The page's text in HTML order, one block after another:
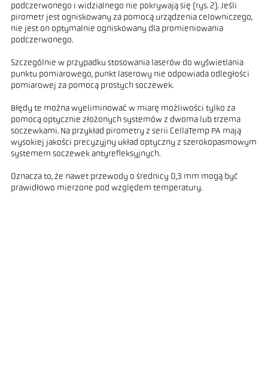
podczerwonego i widzialnego nie pokrywają się (rys. 2). Jeśli
pirometr jest ogniskowany za pomocą urządzenia celowniczego,
nie jest on optymalnie ogniskowany dla promieniowania
podczerwonego.
Szczególnie w przypadku stosowania laserów do wyświetlania
punktu pomiarowego, punkt laserowy nie odpowiada odległości
pomiarowej za pomocą prostych soczewek.
Błędy te można wyeliminować w miarę możliwości tylko za
pomocą optycznie złożonych systemów z dwoma lub trzema
soczewkami. Na przykład pirometry z serii CellaTemp PA mają
wysokiej jakości precyzyjny układ optyczny z szerokopasmowym
systemem soczewek antyrefleksyjnych.
Oznacza to, że nawet przewody o średnicy 0,3 mm mogą być
prawidłowo mierzone pod względem temperatury.